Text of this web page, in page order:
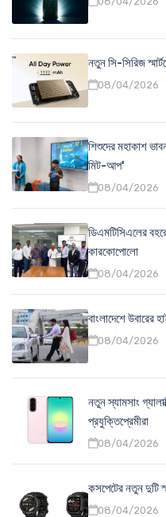
নতুন সি-সিরিজ
08/04/2026
শিশুদের মহাকাশ
মিট-আপ'
08/04/2026
ডিএমটিসিএলের
কারকোপোলো
08/04/2026
বাংলাদেশে উবারের
08/04/2026
নতুন স্যামসাং
প্রযুক্তিপ্রেমীরা
08/04/2026
কসপেটের নতুন দুটি
08/04/2026